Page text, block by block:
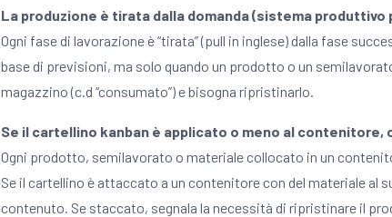
La produzione è tirata dalla domanda (sistema produttivo
Ogni fase di lavorazione è “tirata” (pull in inglese) dalla fase
base di previsioni, ma solo quando un prodotto o un
magazzino (c.d “consumato”) e bisogna ripristinarlo.
Se il cartellino kanban è applicato o meno al contenitore,
Ogni prodotto, semilavorato o materiale collocato in un
Se il cartellino è attaccato a un contenitore con del materiale al
contenuto. Se staccato, segnala la necessità di ripristinare il